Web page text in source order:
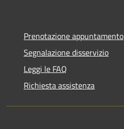
Prenotazione appuntamento
Segnalazione disservizio
Leggi le FAQ
Richiesta assistenza